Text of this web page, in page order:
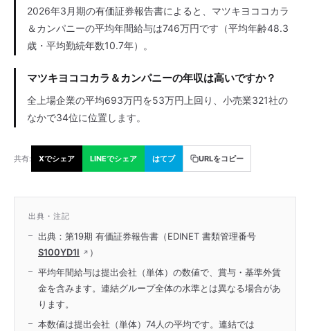
2026年3月期の有価証券報告書によると、マツキヨココカラ
＆カンパニーの平均年間給与は746万円です（平均年齢48.3
歳・平均勤続年数10.7年）。
マツキヨココカラ＆カンパニーの年収は高いですか？
全上場企業の平均693万円を53万円上回り、小売業321社の
なかで34位に位置します。
共有: Xでシェア LINEでシェア はてブ URLをコピー
出典・注記
出典：第19期 有価証券報告書（EDINET 書類管理番号
S100YD1I
）
平均年間給与は提出会社（単体）の数値で、賞与・基準外賃
金を含みます。連結グループ全体の水準とは異なる場合があ
ります。
本数値は提出会社（単体）74人の平均です。連結では